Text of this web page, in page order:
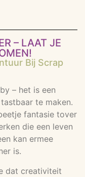
– LAAT JE
Bij Scrap
– het is een
te maken.
fantasie tover
die een leven
kan ermee
is.
dat creativiteit